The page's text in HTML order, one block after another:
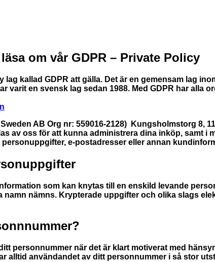
om vår GDPR – Private Policy
lag kallad GDPR att gälla. Det är en gemensam lag
varit en svensk lag sedan 1988. Med GDPR har
AB Org nr: 559016-2128) Kungsholmstorg 8,
av oss för att kunna administrera dina inköp, samt
e-postadresser eller annan
som kan knytas till en enskild levande
namn nämns. Krypterade uppgifter och olika slags
personnummer när det är klart motiverat med
alltid användandet av ditt personnummer i så stor